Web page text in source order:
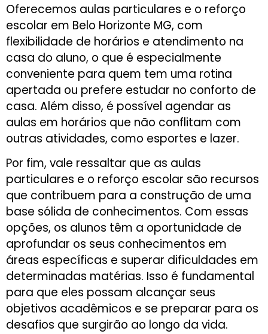
Oferecemos aulas particulares e o reforço
escolar em Belo Horizonte MG, com
flexibilidade de horários e atendimento na
casa do aluno, o que é especialmente
conveniente para quem tem uma rotina
apertada ou prefere estudar no conforto de
casa. Além disso, é possível agendar as
aulas em horários que não conflitam com
outras atividades, como esportes e lazer.
Por fim, vale ressaltar que as aulas
particulares e o reforço escolar são recursos
que contribuem para a construção de uma
base sólida de conhecimentos. Com essas
opções, os alunos têm a oportunidade de
aprofundar os seus conhecimentos em
áreas específicas e superar dificuldades em
determinadas matérias. Isso é fundamental
para que eles possam alcançar seus
objetivos acadêmicos e se preparar para os
desafios que surgirão ao longo da vida.